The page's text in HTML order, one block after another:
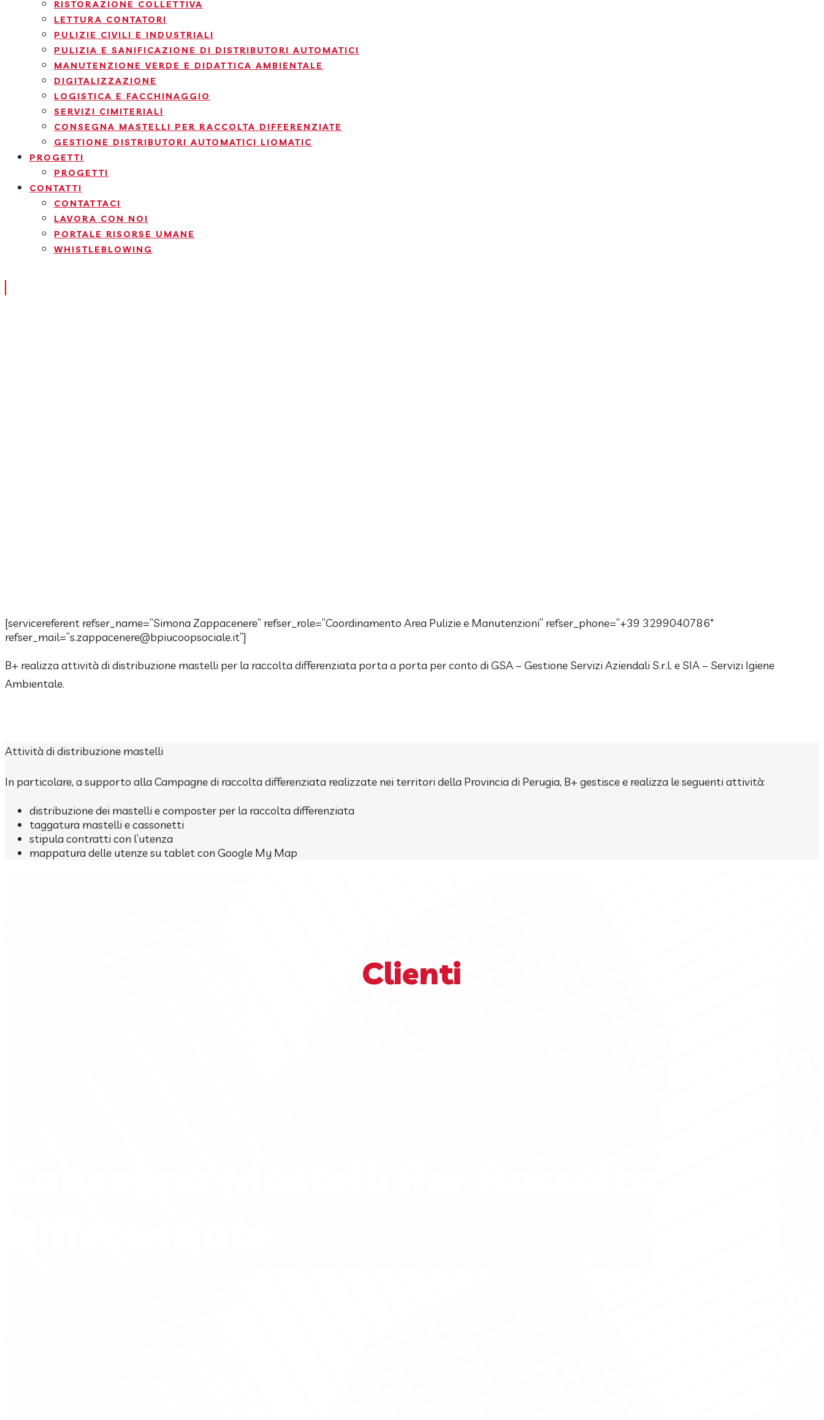
RISTORAZIONE COLLETTIVA
LETTURA CONTATORI
PULIZIE CIVILI E INDUSTRIALI
PULIZIA E SANIFICAZIONE DI DISTRIBUTORI AUTOMATICI
MANUTENZIONE VERDE E DIDATTICA AMBIENTALE
DIGITALIZZAZIONE
LOGISTICA E FACCHINAGGIO
SERVIZI CIMITERIALI
CONSEGNA MASTELLI PER RACCOLTA DIFFERENZIATE
GESTIONE DISTRIBUTORI AUTOMATICI LIOMATIC
PROGETTI
PROGETTI
CONTATTI
CONTATTACI
LAVORA CON NOI
PORTALE RISORSE UMANE
WHISTLEBLOWING
[servicereferent refser_name=”Simona Zappacenere” refser_role=”Coordinamento Area Pulizie e Manutenzioni” refser_phone=”+39 3299040786″
refser_mail=”s.zappacenere@bpiucoopsociale.it”]
B+ realizza attività di distribuzione mastelli per la raccolta differenziata porta a porta per conto di GSA – Gestione Servizi Aziendali S.r.l. e SIA – Servizi Igiene
Ambientale.
Attività di distribuzione mastelli
In particolare, a supporto alla Campagne di raccolta differenziata realizzate nei territori della Provincia di Perugia, B+ gestisce e realizza le seguenti attività:
distribuzione dei mastelli e composter per la raccolta differenziata
taggatura mastelli e cassonetti
stipula contratti con l’utenza
mappatura delle utenze su tablet con Google My Map
Clienti